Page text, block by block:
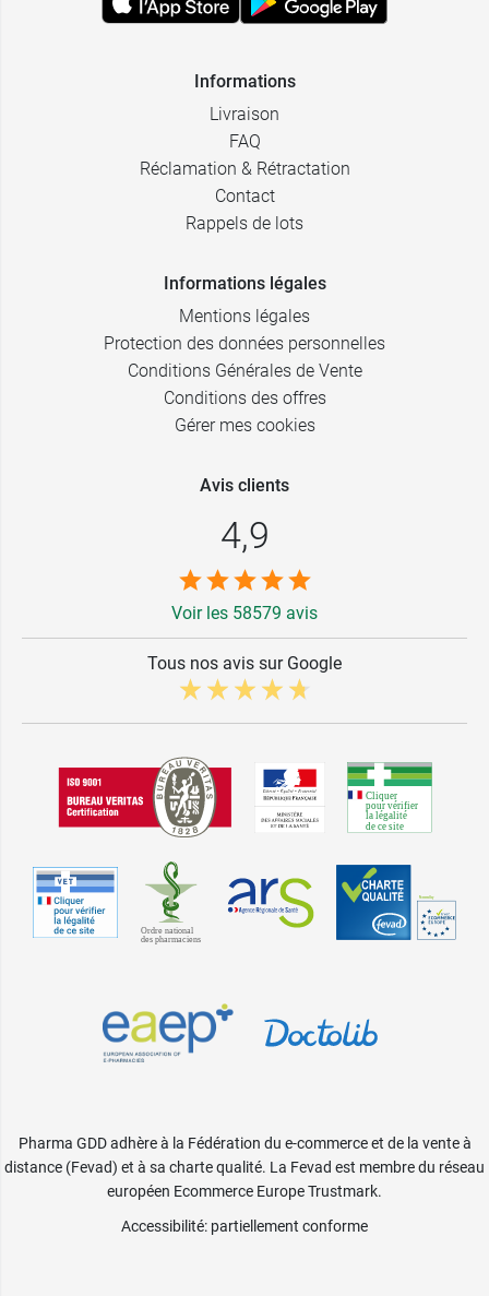
Informations
Livraison
FAQ
Réclamation & Rétractation
Contact
Rappels de lots
Informations légales
Mentions légales
Protection des données personnelles
Conditions Générales de Vente
Conditions des offres
Gérer mes cookies
Avis clients
4,9
Voir les 58579 avis
Tous nos avis sur Google
Pharma GDD adhère à la Fédération du e-commerce et de la vente à
distance (Fevad) et à sa charte qualité. La Fevad est membre du réseau
européen Ecommerce Europe Trustmark.
Accessibilité: partiellement conforme